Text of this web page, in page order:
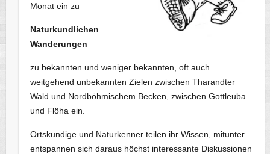
Monat ein zu
Naturkundlichen
Wanderungen
zu bekannten und weniger bekannten, oft auch
weitgehend unbekannten Zielen zwischen Tharandter
Wald und Nordböhmischem Becken, zwischen Gottleuba
und Flöha ein.
Ortskundige und Naturkenner teilen ihr Wissen, mitunter
entspannen sich daraus höchst interessante Diskussionen